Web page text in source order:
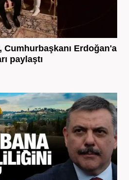
Cumhurbaşkanı Erdoğan'a
paylaştı